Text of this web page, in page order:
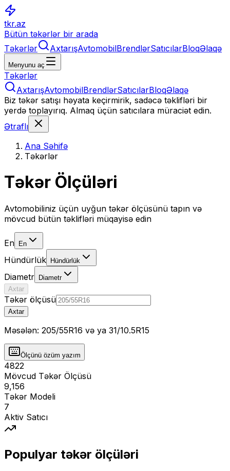
tkr.az
Bütün təkərlər bir arada
Təkərlər
AxtarışAvtomobilBrendlərSatıcılarBloqƏlaqə
Menyunu aç
Təkərlər
AxtarışAvtomobilBrendlərSatıcılarBloqƏlaqə
Biz təkər satışı həyata keçirmirik, sadəcə təklifləri bir
yerdə toplayırıq. Almaq üçün satıcılara müraciət edin.
Ətraflı
Ana Səhifə
Təkərlər
Təkər Ölçüləri
Avtomobiliniz üçün uyğun təkər ölçüsünü tapın və
mövcud bütün təklifləri müqayisə edin
En En
Hündürlük Hündürlük
Diametr
Diametr
Axtar
Təkər ölçüsü
Axtar
Məsələn: 205/55R16 və ya 31/10.5R15
Ölçünü özüm yazım
4822
Mövcud Təkər Ölçüsü
9,156
Təkər Modeli
7
Aktiv Satıcı
Populyar təkər ölçüləri